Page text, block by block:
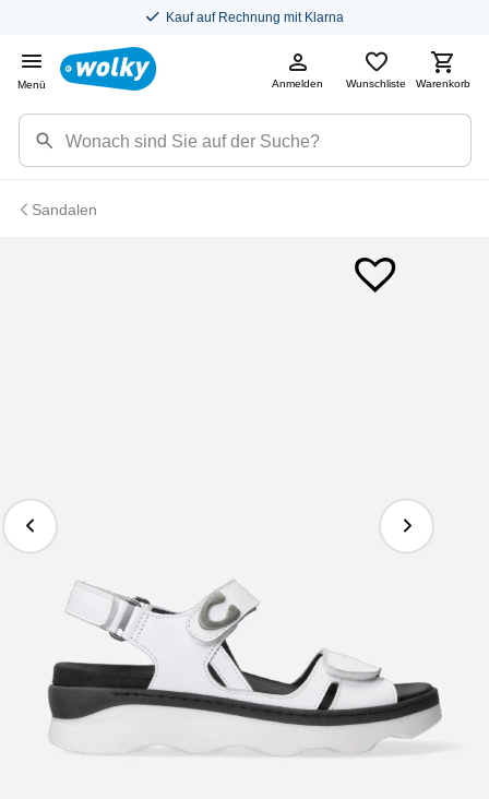
Kauf auf Rechnung mit Klarna
Menü Anmelden Wunschliste Warenkorb
Sandalen